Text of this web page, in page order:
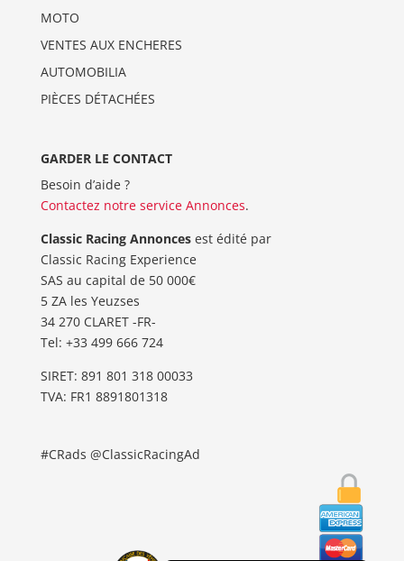
MOTO
VENTES AUX ENCHERES
AUTOMOBILIA
PIÈCES DÉTACHÉES
GARDER LE CONTACT
Besoin d’aide ?
Contactez notre service Annonces.
Classic Racing Annoncesest édité par
Classic Racing Experience
SAS au capital de 50 000€
5 ZA les Yeuzses
34 270 CLARET -FR-
Tel: ‭+33 499 666 724‬
SIRET: 891 801 318 00033
TVA: FR1 8891801318
#CRads @ClassicRacingAd